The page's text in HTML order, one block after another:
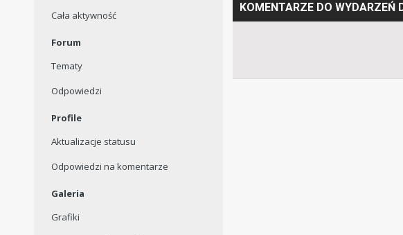
Cała aktywność
Forum
Tematy
Odpowiedzi
Profile
Aktualizacje statusu
Odpowiedzi na komentarze
Galeria
Grafiki
KOMENTARZE DO